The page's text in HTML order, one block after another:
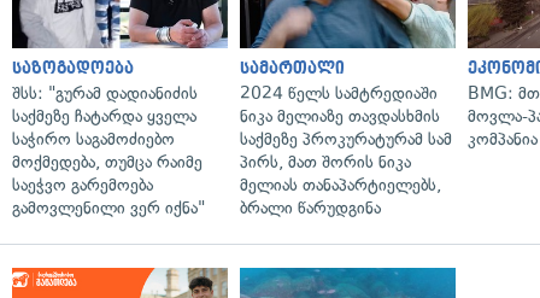
საზოგადოება
შსს: "გურამ დადიანიძის
საქმეზე ჩატარდა ყველა
საჭირო საგამოძიებო
მოქმედება, თუმცა რაიმე
საეჭვო გარემოება
გამოვლენილი ვერ იქნა"
სამართალი
2024 წელს სამტრედიაში
ნიკა მელიაზე თავდასხმის
საქმეზე პროკურატურამ სამ
პირს, მათ შორის ნიკა
მელიას თანაპარტიელებს,
ბრალი წარუდგინა
BMG:
მოვლა-